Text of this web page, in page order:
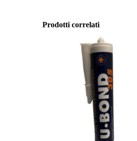
Prodotti correlati